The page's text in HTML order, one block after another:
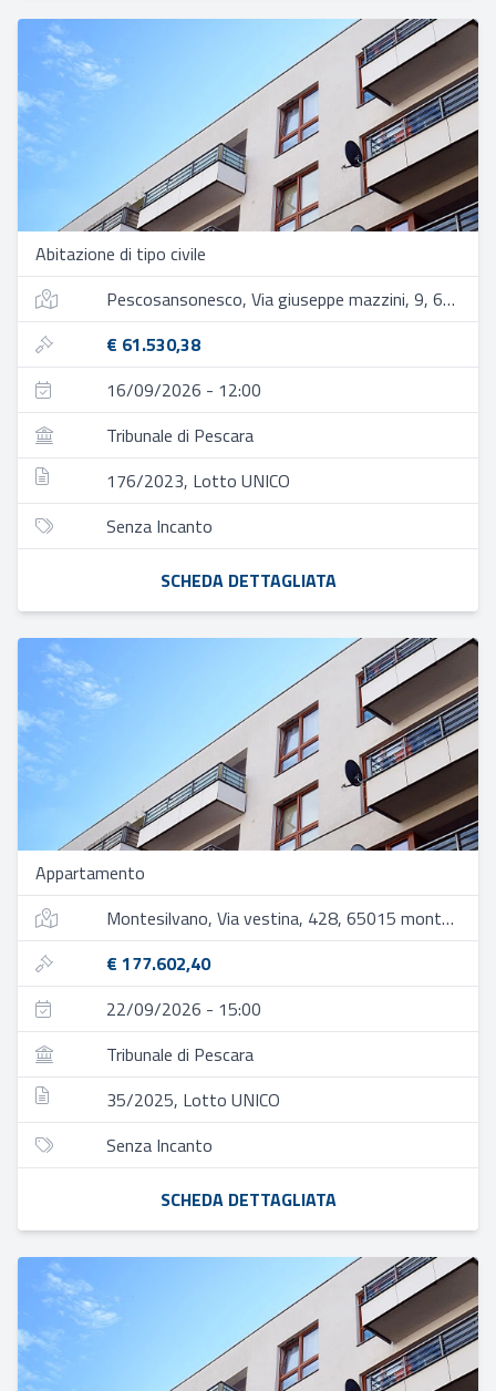
Abitazione di tipo civile
Pescosansonesco, Via giuseppe mazzini, 9, 65020 pescosansonesco nuovo pe, italia
€ 61.530,38
16/09/2026 - 12:00
Tribunale di Pescara
176/2023, Lotto UNICO
Senza Incanto
SCHEDA DETTAGLIATA
Appartamento
Montesilvano, Via vestina, 428, 65015 montesilvano pe, italia
€ 177.602,40
22/09/2026 - 15:00
Tribunale di Pescara
35/2025, Lotto UNICO
Senza Incanto
SCHEDA DETTAGLIATA